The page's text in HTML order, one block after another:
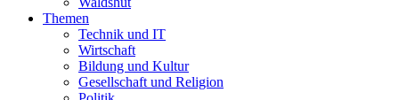
Themen
Technik und IT
Wirtschaft
Bildung und Kultur
Gesellschaft und Religion